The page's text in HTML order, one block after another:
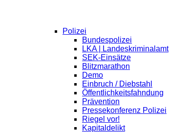
Polizei
Bundespolizei
LKA | Landeskriminalamt
SEK-Einsätze
Blitzmarathon
Demo
Einbruch / Diebstahl
Öffentlichkeitsfahndung
Prävention
Pressekonferenz Polizei
Riegel vor!
Kapitaldelikt